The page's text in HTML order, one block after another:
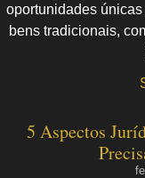
oportunidades
bens tradicionais,
5 Aspectos